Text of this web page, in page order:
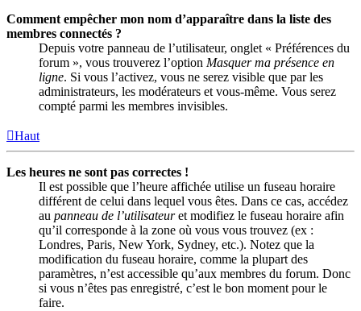
Comment empêcher mon nom d’apparaître dans la liste des
membres connectés ?
Depuis votre panneau de l’utilisateur, onglet « Préférences du
forum », vous trouverez l’option Masquer ma présence en
ligne. Si vous l’activez, vous ne serez visible que par les
administrateurs, les modérateurs et vous-même. Vous serez
compté parmi les membres invisibles.
Haut
Les heures ne sont pas correctes !
Il est possible que l’heure affichée utilise un fuseau horaire
différent de celui dans lequel vous êtes. Dans ce cas, accédez
au panneau de l’utilisateuret modifiez le fuseau horaire afin
qu’il corresponde à la zone où vous vous trouvez (ex :
Londres, Paris, New York, Sydney, etc.). Notez que la
modification du fuseau horaire, comme la plupart des
paramètres, n’est accessible qu’aux membres du forum. Donc
si vous n’êtes pas enregistré, c’est le bon moment pour le
faire.